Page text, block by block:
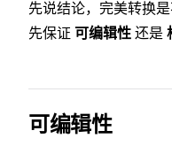
先说结论，完美转换
先保证 可编辑性 还是
可编辑性